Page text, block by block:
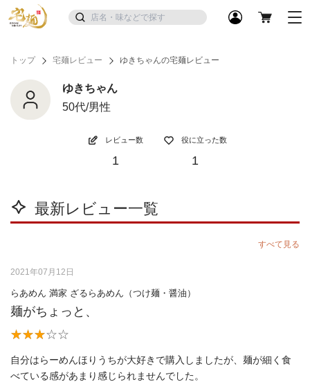
トップ 宅麺レビュー ゆきちゃんの宅麺レビュー
ゆきちゃん
50代/男性
レビュー数
1
役に立った数
1
最新レビュー一覧
すべて見る
2021年07月12日
らあめん 満家 ざるらあめん（つけ麺・醤油）
麺がちょっと、
自分はらーめんほりうちが大好きで購入しましたが、麺が細く食
べている感があまり感じられませんでした。